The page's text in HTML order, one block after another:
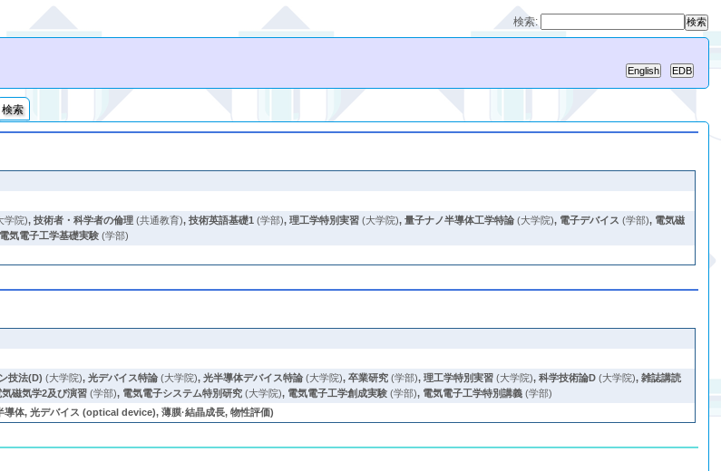
検索:
検索
学院),技術者・科学者の倫理 (共通教育),技術英語基礎1 (学部),理工学特別実習 (大学院),量子ナノ半導体工学特論 (大学院), 電子デバイス (学部), 電気磁
電気電子工学基礎実験 (学部)
技法(D) (大学院),光デバイス特論 (大学院),光半導体デバイス特論 (大学院),卒業研究 (学部),理工学特別実習 (大学院),科学技術論D (大学院),雑誌講読
気磁気学2及び演習 (学部), 電気電子システム特別研究 (大学院), 電気電子工学創成実験 (学部), 電気電子工学特別講義 (学部)
体, 光デバイス (optical device), 薄膜·結晶成長, 物性評価)